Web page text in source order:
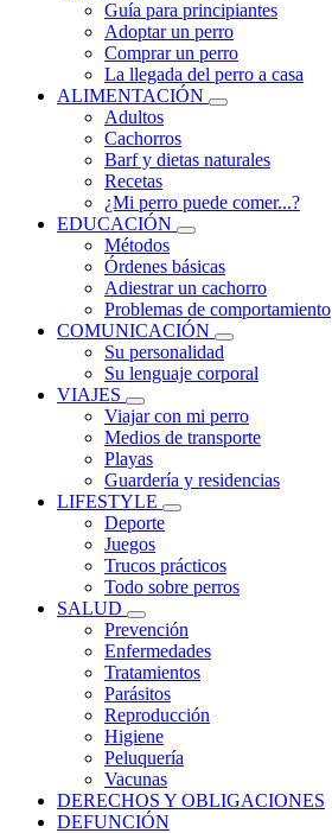
Guía para principiantes
Adoptar un perro
Comprar un perro
La llegada del perro a casa
ALIMENTACIÓN
Adultos
Cachorros
Barf y dietas naturales
Recetas
¿Mi perro puede comer...?
EDUCACIÓN
Métodos
Órdenes básicas
Adiestrar un cachorro
Problemas de comportamiento
COMUNICACIÓN
Su personalidad
Su lenguaje corporal
VIAJES
Viajar con mi perro
Medios de transporte
Playas
Guardería y residencias
LIFESTYLE
Deporte
Juegos
Trucos prácticos
Todo sobre perros
SALUD
Prevención
Enfermedades
Tratamientos
Parásitos
Reproducción
Higiene
Peluquería
Vacunas
DERECHOS Y OBLIGACIONES
DEFUNCIÓN